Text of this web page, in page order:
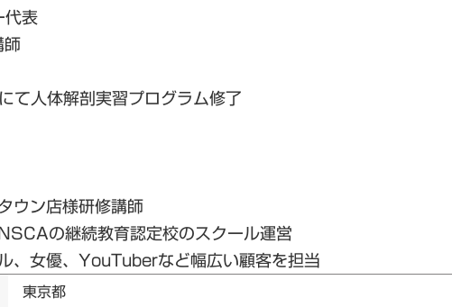
表
人体解剖実習プログラム修了
ウン店様研修講師
の継続教育認定校のスクール運営
、女優、YouTuberなど幅広い顧客を担当
東京都